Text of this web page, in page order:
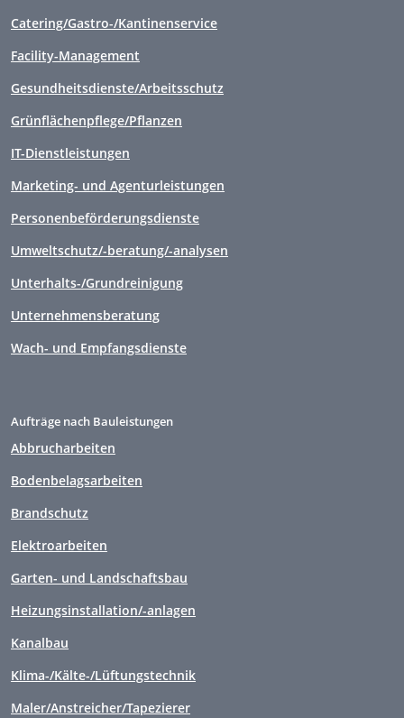
Catering/Gastro-/Kantinenservice
Facility-Management
Gesundheitsdienste/Arbeitsschutz
Grünflächenpflege/Pflanzen
IT-Dienstleistungen
Marketing- und Agenturleistungen
Personenbeförderungsdienste
Umweltschutz/-beratung/-analysen
Unterhalts-/Grundreinigung
Unternehmensberatung
Wach- und Empfangsdienste
Aufträge nach Bauleistungen
Abbrucharbeiten
Bodenbelagsarbeiten
Brandschutz
Elektroarbeiten
Garten- und Landschaftsbau
Heizungsinstallation/-anlagen
Kanalbau
Klima-/Kälte-/Lüftungstechnik
Maler/Anstreicher/Tapezierer